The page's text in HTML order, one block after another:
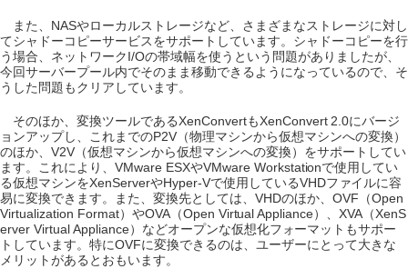
また、NASやローカルストレージなど、さまざまなストレージに対し
てシャドーコピーサービスをサポートしています。シャドーコピーを行
う場合、ネットワークI/Oの帯域幅を使うという問題がありましたが、
今回サーバープール内でそのまま移動できるようになっているので、そ
うした問題もクリアしています。
そのほか、変換ツールであるXenConvertもXenConvert 2.0にバージ
ョンアップし、これまでのP2V（物理マシンから仮想マシンへの変換）
のほか、V2V（仮想マシンから仮想マシンへの変換）をサポートしてい
ます。これにより、VMware ESXやVMware Workstationで使用してい
る仮想マシンをXenServerやHyper-Vで使用しているVHDファイルに容
易に変換できます。また、変換先としては、VHDのほか、OVF（Open
Virtualization Format）やOVA（Open Virtual Appliance）、XVA（XenS
erver Virtual Appliance）などオープンな仮想化フォーマットもサポー
トしています。特にOVFに変換できるのは、ユーザーにとって大きな
メリットがあるとおもいます。